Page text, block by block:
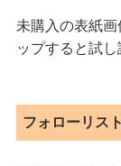
未購入の表紙
ップすると試
フォローリス